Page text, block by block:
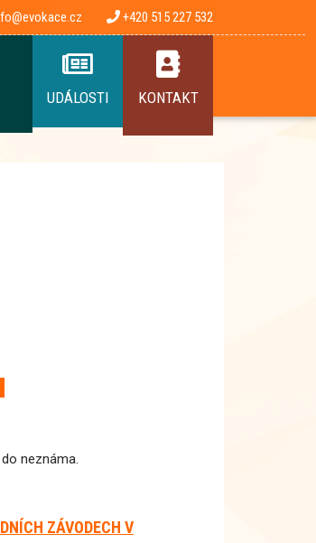
+420 515 227 532
UDÁLOSTI KONTAKT
neznáma.
ZÁVODECH V